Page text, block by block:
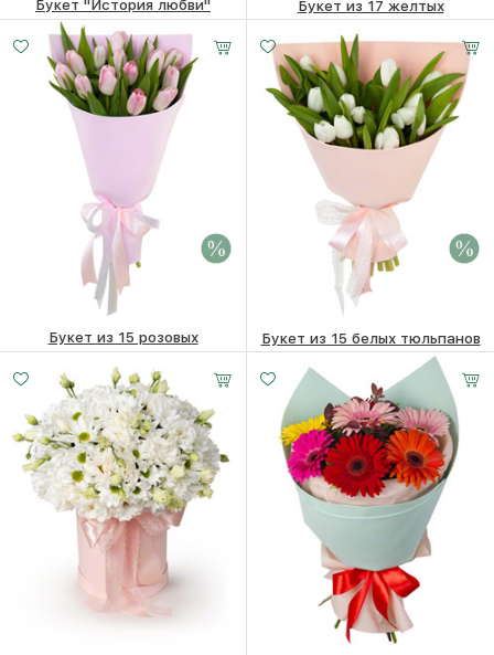
Букет "История любви"
7080₽
Букет из 17 желтых
тюльпанов
6490 ₽ ₽
Букет из 15 розовых
тюльпанов
5860 ₽ 5090
Букет из 15 белых тюльпанов
5860 ₽ 5090₽